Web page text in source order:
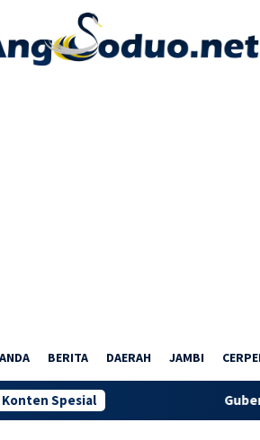
BERITA DAERAH JAMBI
Konten Spesial Gubernur Al